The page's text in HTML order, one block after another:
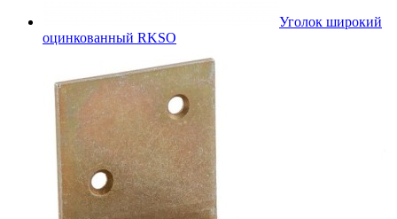
Уголок широкий
оцинкованный RKSО